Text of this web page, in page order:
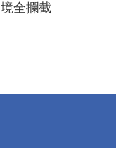
境全攔截